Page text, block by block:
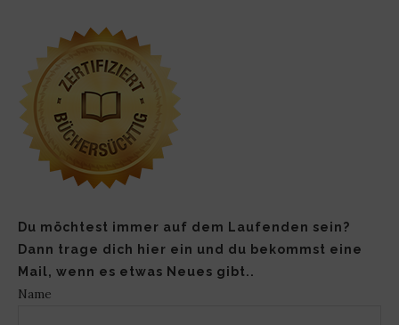
Du möchtest immer auf dem Laufenden sein?
Dann trage dich hier ein und du bekommst eine
Mail, wenn es etwas Neues gibt..
Name